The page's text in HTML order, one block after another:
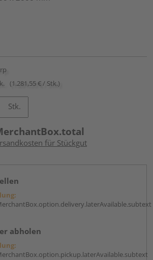
(1.281,55 € / Stk.)
Stk.
für Stückgut
abholen